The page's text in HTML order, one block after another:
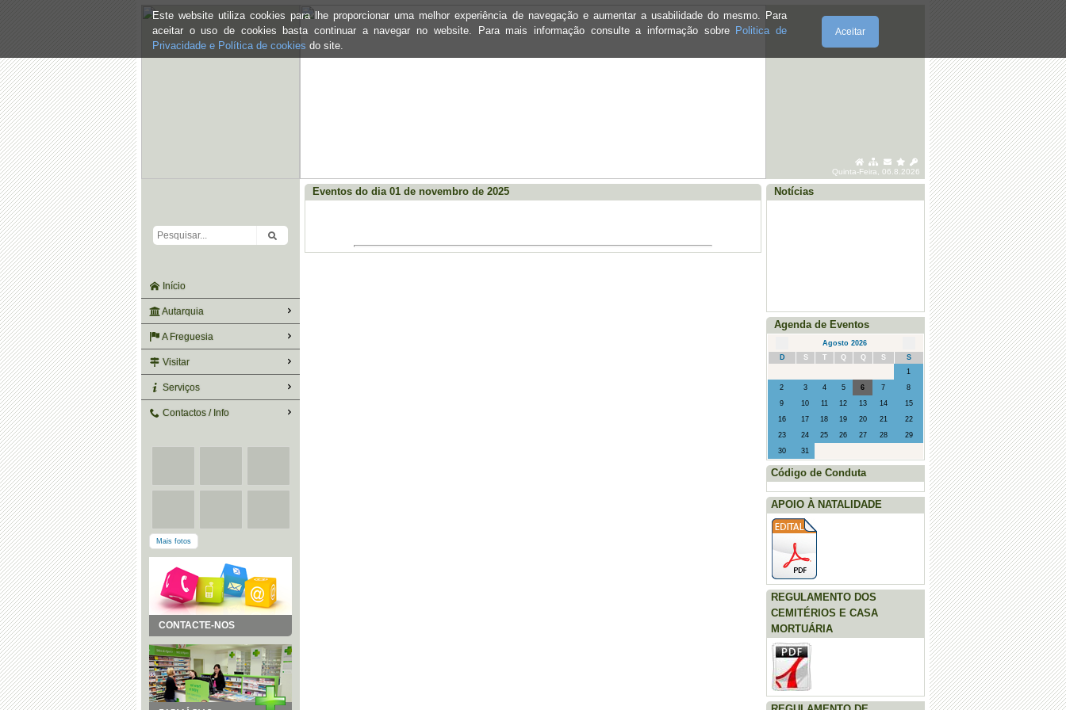
Este website utiliza cookies para lhe proporcionar uma melhor experiência de navegação e aumentar a usabilidade do mesmo. Para
aceitar o uso de cookies basta continuar a navegar no website. Para mais informação consulte a informação sobre Politica de
Privacidade e Política de cookies do site.
Aceitar
Quinta-Feira, 06.8.2026
Início
Autarquia
A Freguesia
Visitar
Serviços
Contactos / Info
Mais fotos
CONTACTE-NOS
Eventos do dia 01 de novembro de 2025 Notícias
Posto Saúde Móvel - Santo Adrião -
·Posto Saúde Móvel - Vila Seca - julho
Agenda de Eventos
Agosto 2026
D
S T Q Q S
S
1
2
3 4 5 6 7
8
9
10 11 12 13 14
15
16
17 18 19 20 21
22
23
24 25 26 27 28
29
30
31
Código de Conduta
APOIO À NATALIDADE
REGULAMENTO DOS
CEMITÉRIOS E CASA
MORTUÁRIA